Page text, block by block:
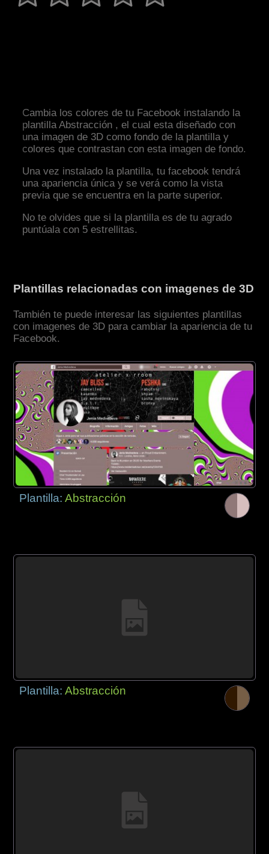
Cambia los colores de tu Facebook instalando la
plantilla Abstracción , el cual esta diseñado con
una imagen de 3D como fondo de la plantilla y
colores que contrastan con esta imagen de fondo.
Una vez instalado la plantilla, tu facebook tendrá
una apariencia única y se verá como la vista
previa que se encuentra en la parte superior.
No te olvides que si la plantilla es de tu agrado
puntúala con 5 estrellitas.
Plantillas relacionadas con imagenes de 3D
También te puede interesar las siguientes plantillas
con imagenes de 3D para cambiar la apariencia de tu
Facebook.
Plantilla:Abstracción
Plantilla:Abstracción